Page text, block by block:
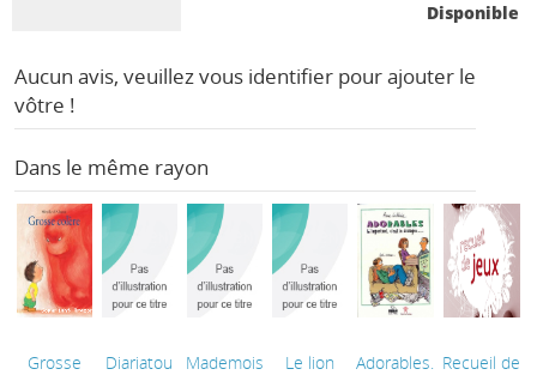
Disponible
Aucun avis, veuillez vous identifier pour ajouter le
vôtre !
Dans le même rayon
Grosse
Diariatou
Mademois
Le lion
Adorables. Recueil de